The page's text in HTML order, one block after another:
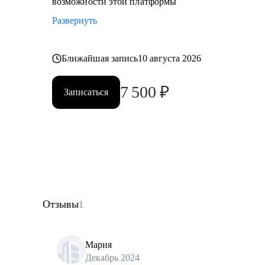
Развернуть
Ближайшая запись10 августа 2026
Записаться 7 500 ₽
Отзывы1
Мария
Декабрь 2024